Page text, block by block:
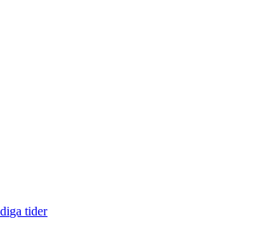
tider